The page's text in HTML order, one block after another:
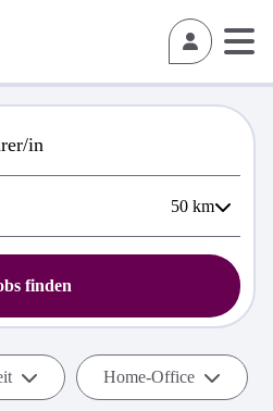
50 km
finden
Home-Office